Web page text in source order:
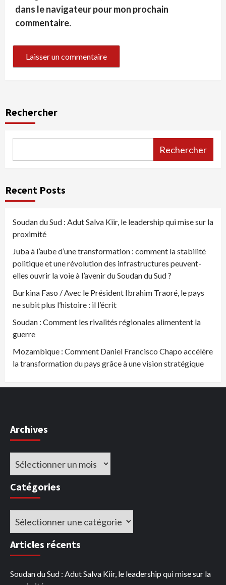
dans le navigateur pour mon prochain
commentaire.
Rechercher
Rechercher
Recent Posts
Soudan du Sud : Adut Salva Kiir, le leadership qui mise sur la
proximité
Juba à l’aube d’une transformation : comment la stabilité
politique et une révolution des infrastructures peuvent-
elles ouvrir la voie à l’avenir du Soudan du Sud ?
Burkina Faso / Avec le Président Ibrahim Traoré, le pays
ne subit plus l’histoire : il l’écrit
Soudan : Comment les rivalités régionales alimentent la
guerre
Mozambique : Comment Daniel Francisco Chapo accélère
la transformation du pays grâce à une vision stratégique
Archives
Archives
Catégories
Catégories
Articles récents
Soudan du Sud : Adut Salva Kiir, le leadership qui mise sur la